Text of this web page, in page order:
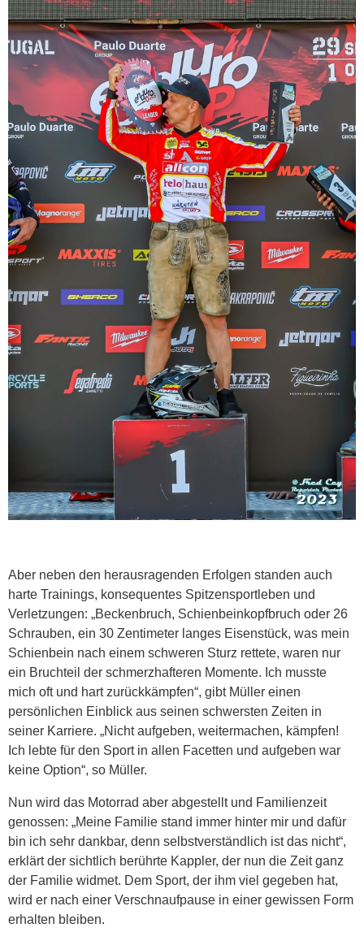
Aber neben den herausragenden Erfolgen standen auch
harte Trainings, konsequentes Spitzensportleben und
Verletzungen: „Beckenbruch, Schienbeinkopfbruch oder 26
Schrauben, ein 30 Zentimeter langes Eisenstück, was mein
Schienbein nach einem schweren Sturz rettete, waren nur
ein Bruchteil der schmerzhafteren Momente. Ich musste
mich oft und hart zurückkämpfen“, gibt Müller einen
persönlichen Einblick aus seinen schwersten Zeiten in
seiner Karriere. „Nicht aufgeben, weitermachen, kämpfen!
Ich lebte für den Sport in allen Facetten und aufgeben war
keine Option“, so Müller.
Nun wird das Motorrad aber abgestellt und Familienzeit
genossen: „Meine Familie stand immer hinter mir und dafür
bin ich sehr dankbar, denn selbstverständlich ist das nicht“,
erklärt der sichtlich berührte Kappler, der nun die Zeit ganz
der Familie widmet. Dem Sport, der ihm viel gegeben hat,
wird er nach einer Verschnaufpause in einer gewissen Form
erhalten bleiben.